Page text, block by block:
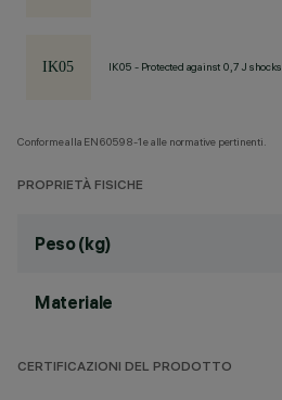
IK05 - Protected against 0,7 J shocks
Conforme alla EN60598-1 e alle normative pertinenti.
PROPRIETÀ FISICHE
Peso (kg)
Materiale
CERTIFICAZIONI DEL PRODOTTO